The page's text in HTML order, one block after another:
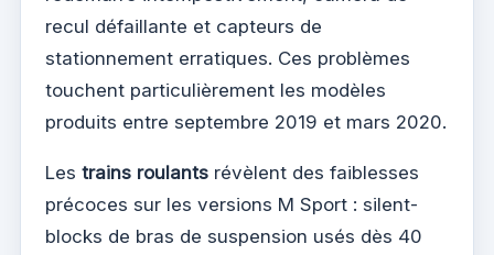
recul défaillante et capteurs de
stationnement erratiques. Ces problèmes
touchent particulièrement les modèles
produits entre septembre 2019 et mars 2020.
Les trains roulants révèlent des faiblesses
précoces sur les versions M Sport : silent-
blocks de bras de suspension usés dès 40